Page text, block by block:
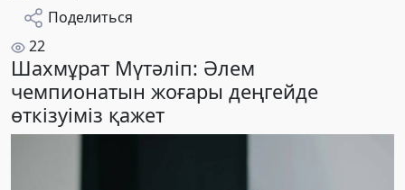
Поделиться
22
Шахмұрат Мүтәліп: Әлем
чемпионатын жоғары деңгейде
өткізуіміз қажет